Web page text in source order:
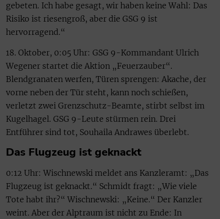
gebeten. Ich habe gesagt, wir haben keine Wahl: Das
Risiko ist riesengroß, aber die GSG 9 ist
hervorragend.“
18. Oktober, 0:05 Uhr: GSG 9-Kommandant Ulrich
Wegener startet die Aktion „Feuerzauber“.
Blendgranaten werfen, Türen sprengen: Akache, der
vorne neben der Tür steht, kann noch schießen,
verletzt zwei Grenzschutz-Beamte, stirbt selbst im
Kugelhagel. GSG 9-Leute stürmen rein. Drei
Entführer sind tot, Souhaila Andrawes überlebt.
Das Flugzeug ist geknackt
0:12 Uhr: Wischnewski meldet ans Kanzleramt: „Das
Flugzeug ist geknackt.“ Schmidt fragt: „Wie viele
Tote habt ihr?“ Wischnewski: „Keine.“ Der Kanzler
weint. Aber der Alptraum ist nicht zu Ende: In